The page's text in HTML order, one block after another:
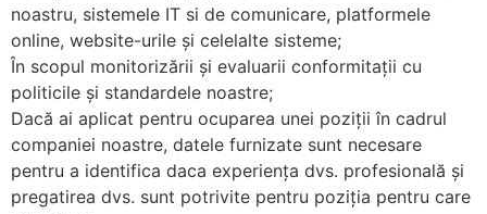
noastru, sistemele IT si de comunicare, platformele
online, website-urile și celelalte sisteme;
În scopul monitorizării și evaluarii conformitații cu
politicile și standardele noastre;
Dacă ai aplicat pentru ocuparea unei poziții în cadrul
companiei noastre, datele furnizate sunt necesare
pentru a identifica daca experiența dvs. profesională și
pregatirea dvs. sunt potrivite pentru poziția pentru care